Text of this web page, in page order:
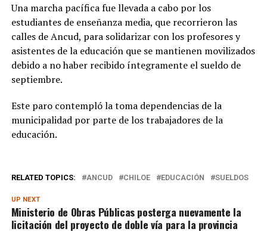
Una marcha pacífica fue llevada a cabo por los
estudiantes de enseñanza media, que recorrieron las
calles de Ancud, para solidarizar con los profesores y
asistentes de la educación que se mantienen movilizados
debido a no haber recibido íntegramente el sueldo de
septiembre.
Este paro contempló la toma dependencias de la
municipalidad por parte de los trabajadores de la
educación.
RELATED TOPICS: ANCUD CHILOE EDUCACIÓN SUELDOS
UP NEXT
Ministerio de Obras Públicas posterga nuevamente la
licitación del proyecto de doble vía para la provincia